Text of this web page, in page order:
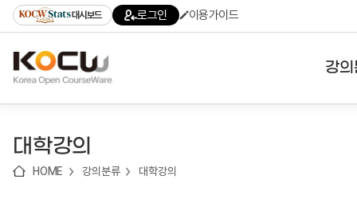
기
기
기
content)
가
대시보드 로그인 이용가이드
강
대학강의
HOME 강의분류 대학강의